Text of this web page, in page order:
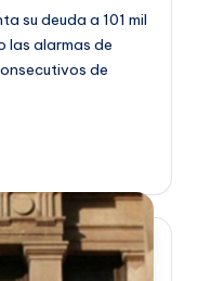
su deuda a 101 mil
las alarmas de
de